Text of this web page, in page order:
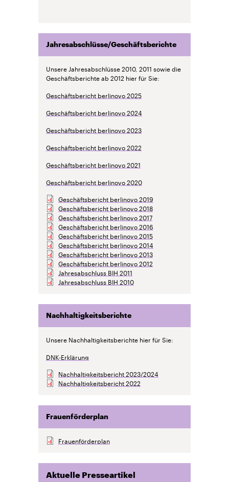
Jahresabschlüsse/Geschäftsberichte
Unsere Jahresabschlüsse 2010, 2011 sowie die
Geschäftsberichte ab 2012 hier für Sie:
Geschäftsbericht berlinovo 2025
Geschäftsbericht berlinovo 2024
Geschäftsbericht berlinovo 2023
Geschäftsbericht berlinovo 2022
Geschäftsbericht berlinovo 2021
Geschäftsbericht berlinovo 2020
Geschäftsbericht berlinovo 2019
Geschäftsbericht berlinovo 2018
Geschäftsbericht berlinovo 2017
Geschäftsbericht berlinovo 2016
Geschäftsbericht berlinovo 2015
Geschäftsbericht berlinovo 2014
Geschäftsbericht berlinovo 2013
Geschäftsbericht berlinovo 2012
Jahresabschluss BIH 2011
Jahresabschluss BIH 2010
Nachhaltigkeitsberichte
Unsere Nachhaltigkeitsberichte hier für Sie:
DNK-Erklärung
Nachhaltigkeitsbericht 2023/2024
Nachhaltigkeitsbericht 2022
Frauenförderplan
Frauenförderplan
Aktuelle Presseartikel